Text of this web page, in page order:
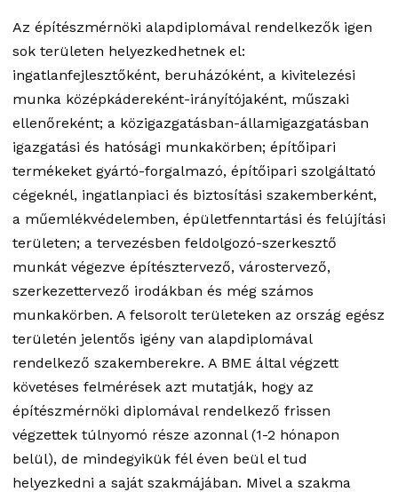
Az építészmérnöki alapdiplomával rendelkezők igen
sok területen helyezkedhetnek el:
ingatlanfejlesztőként, beruházóként, a kivitelezési
munka középkádereként-irányítójaként, műszaki
ellenőreként; a közigazgatásban-államigazgatásban
igazgatási és hatósági munkakörben; építőipari
termékeket gyártó-forgalmazó, építőipari szolgáltató
cégeknél, ingatlanpiaci és biztosítási szakemberként,
a műemlékvédelemben, épületfenntartási és felújítási
területen; a tervezésben feldolgozó-szerkesztő
munkát végezve építésztervező, várostervező,
szerkezettervező irodákban és még számos
munkakörben. A felsorolt területeken az ország egész
területén jelentős igény van alapdiplomával
rendelkező szakemberekre. A BME által végzett
követéses felmérések azt mutatják, hogy az
építészmérnöki diplomával rendelkező frissen
végzettek túlnyomó része azonnal (1-2 hónapon
belül), de mindegyikük fél éven beül el tud
helyezkedni a saját szakmájában. Mivel a szakma